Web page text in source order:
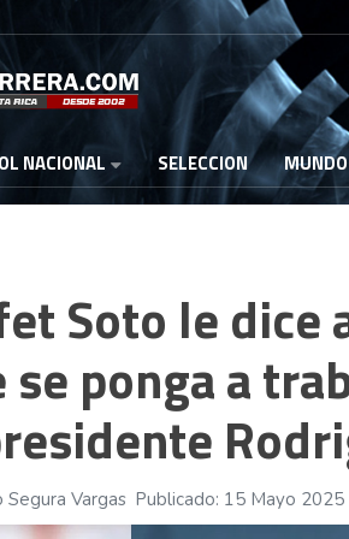
NACIONAL SELECCION
Soto le
se ponga a
Segura Vargas Publicado: 15 Mayo 2025